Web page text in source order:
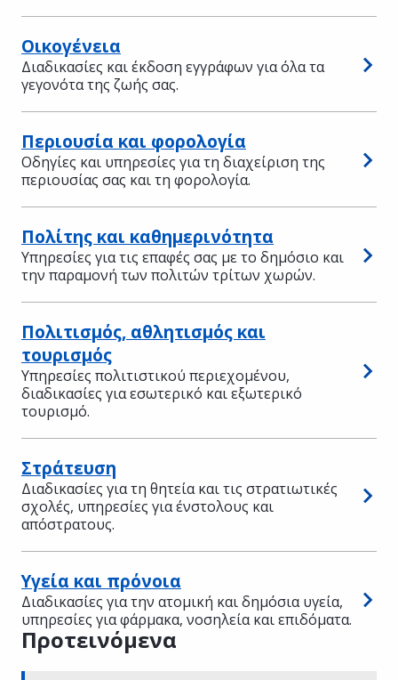
Οικογένεια
Διαδικασίες και έκδοση εγγράφων για όλα τα
γεγονότα της ζωής σας.
Περιουσία και φορολογία
Οδηγίες και υπηρεσίες για τη διαχείριση της
περιουσίας σας και τη φορολογία.
Πολίτης και καθημερινότητα
Υπηρεσίες για τις επαφές σας με το δημόσιο και
την παραμονή των πολιτών τρίτων χωρών.
Πολιτισμός, αθλητισμός και
τουρισμός
Υπηρεσίες πολιτιστικού περιεχομένου,
διαδικασίες για εσωτερικό και εξωτερικό
τουρισμό.
Στράτευση
Διαδικασίες για τη θητεία και τις στρατιωτικές
σχολές, υπηρεσίες για ένστολους και
απόστρατους.
Υγεία και πρόνοια
Διαδικασίες για την ατομική και δημόσια υγεία,
υπηρεσίες για φάρμακα, νοσηλεία και επιδόματα.
Προτεινόμενα